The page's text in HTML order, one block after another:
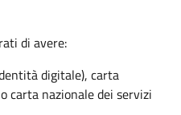
di avere:
digitale), carta
carta nazionale dei servizi